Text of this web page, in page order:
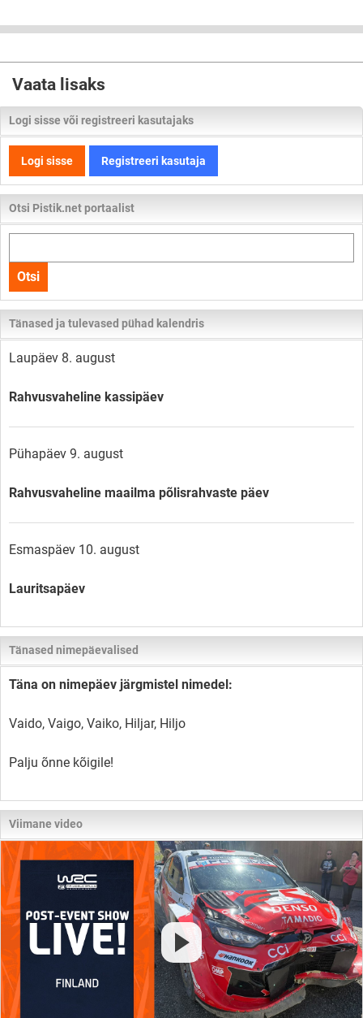
Vaata lisaks
Logi sisse või registreeri kasutajaks
Logi sisse Registreeri kasutaja
Otsi Pistik.net portaalist
kogu
lehelt
Otsi
Tänased ja tulevased pühad kalendris
Laupäev 8. august
Rahvusvaheline kassipäev
Pühapäev 9. august
Rahvusvaheline maailma põlisrahvaste päev
Esmaspäev 10. august
Lauritsapäev
Tänased nimepäevalised
Täna on nimepäev järgmistel nimedel:
Vaido, Vaigo, Vaiko, Hiljar, Hiljo
Palju õnne kõigile!
Viimane video